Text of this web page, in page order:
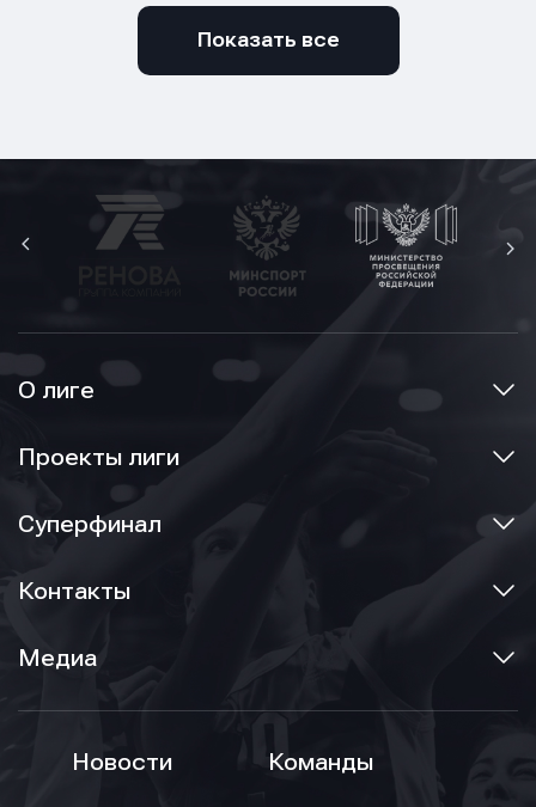
Показать все
О лиге
Проекты лиги
Суперфинал
Контакты
Медиа
Новости
Команды